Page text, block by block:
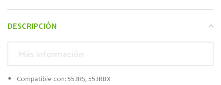
DESCRIPCIÓN
Compatible con: 553RS, 553RBX